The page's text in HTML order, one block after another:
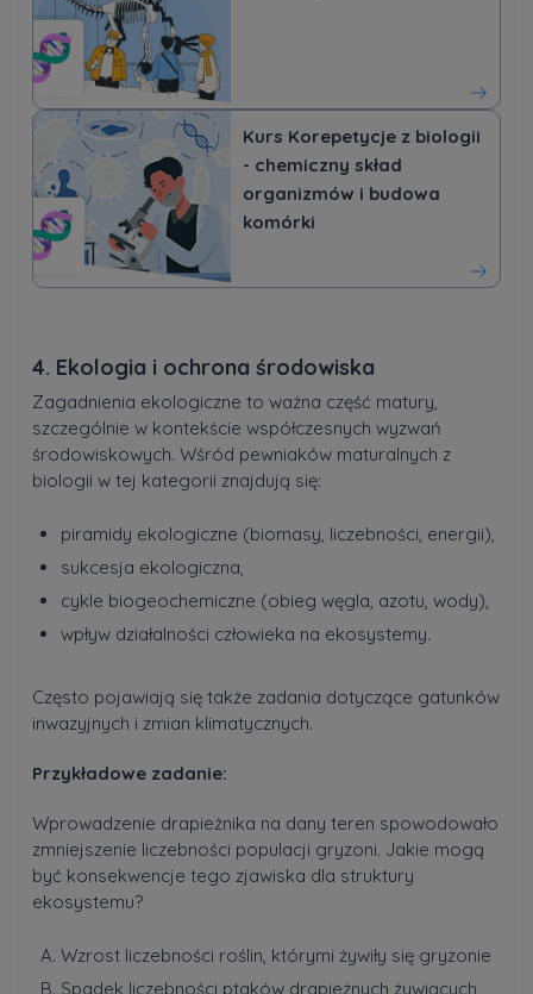
Kurs Korepetycje z biologii
- chemiczny skład
organizmów i budowa
komórki
4. Ekologia i ochrona środowiska
Zagadnienia ekologiczne to ważna część matury,
szczególnie w kontekście współczesnych wyzwań
środowiskowych. Wśród pewniaków maturalnych z
biologii w tej kategorii znajdują się:
piramidy ekologiczne (biomasy, liczebności, energii),
sukcesja ekologiczna,
cykle biogeochemiczne (obieg węgla, azotu, wody),
wpływ działalności człowieka na ekosystemy.
Często pojawiają się także zadania dotyczące gatunków
inwazyjnych i zmian klimatycznych.
Przykładowe zadanie:
Wprowadzenie drapieżnika na dany teren spowodowało
zmniejszenie liczebności populacji gryzoni. Jakie mogą
być konsekwencje tego zjawiska dla struktury
ekosystemu?
Wzrost liczebności roślin, którymi żywiły się gryzonie
Spadek liczebności ptaków drapieżnych żywiących